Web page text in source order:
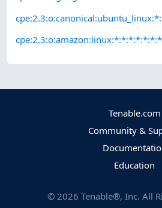
Tenable.com
Community &
Education
© 2026 Tenable®, Inc. All